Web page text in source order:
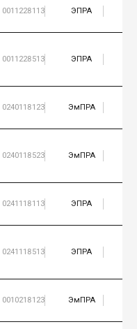
0011228113 ЭПРА
0011228513 ЭПРА
0240118123 ЭмПРА
0240118523 ЭмПРА
0241118113 ЭПРА
0241118513 ЭПРА
0010218123 ЭмПРА